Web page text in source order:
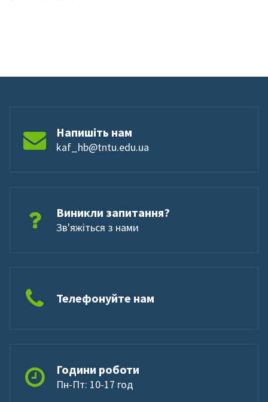
Напишіть нам
kaf_hb@tntu.edu.ua
Виникли запитання?
Зв'яжіться з нами
Телефонуйте нам
Години роботи
Пн-Пт: 10-17 год